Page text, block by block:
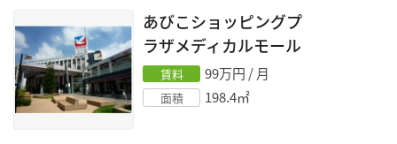
あびこショッピングプ
ラザメディカルモール
賃料 99万円 / 月
面積 198.4㎡